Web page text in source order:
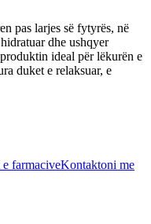
pas larjes së fytyrës, në
dhe ushqyer
ideal për lëkurën e
duket e relaksuar, e
ka ky serum për të
farmaciveKontaktoni me